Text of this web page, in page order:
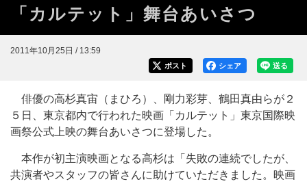
「カルテット」舞台あいさつ
2011年10月25日 / 13:59
送る
シェア
ポスト
俳優の高杉真宙（まひろ）、剛力彩芽、鶴田真由らが２
５日、東京都内で行われた映画「カルテット」東京国際映
画祭公式上映の舞台あいさつに登場した。
本作が初主演映画となる高杉は「失敗の連続でしたが、
共演者やスタッフの皆さんに助けていただきました。映画